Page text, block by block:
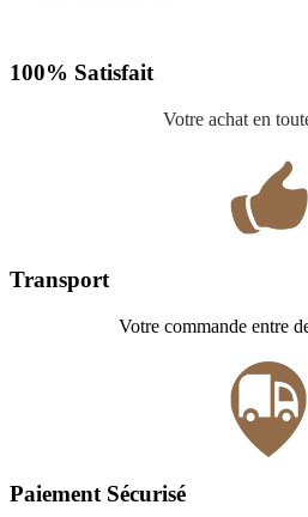
100% Satisfait
Votre achat en
Transport
Votre commande entre
Paiement Sécurisé